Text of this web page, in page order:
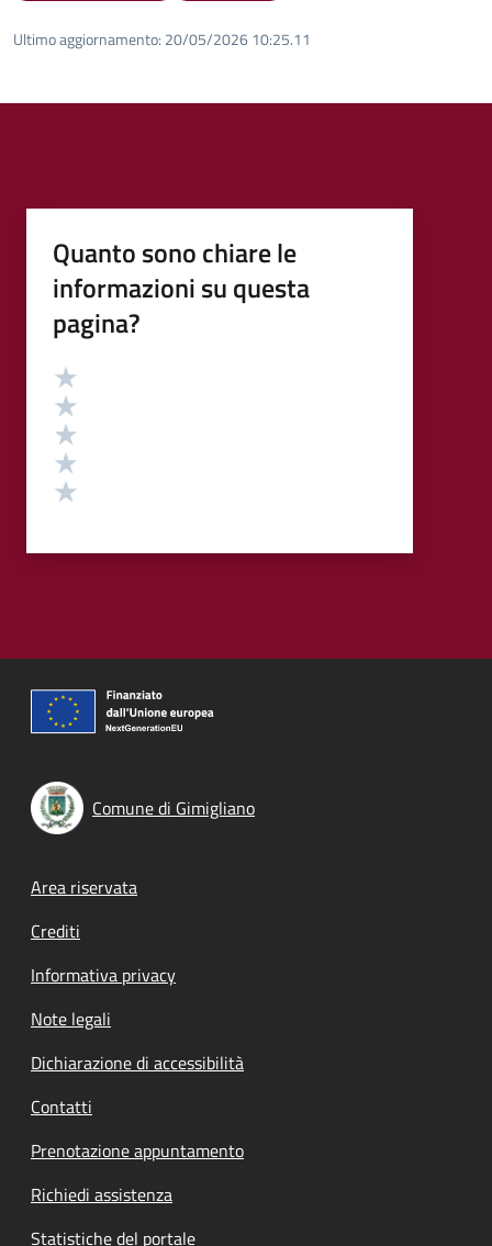
Ultimo aggiornamento: 20/05/2026 10:25.11
Quanto sono chiare le
informazioni su questa
pagina?
Valutazione
Comune di Gimigliano
Footer menu
Area riservata
Crediti
Informativa privacy
Note legali
Dichiarazione di accessibilità
Contatti
Prenotazione appuntamento
Richiedi assistenza
Statistiche del portale